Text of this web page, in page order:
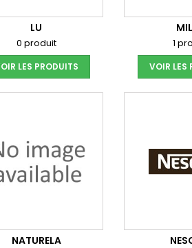
LU
0 produit
LES PRODUITS
1
VOIR LES
NATURELA